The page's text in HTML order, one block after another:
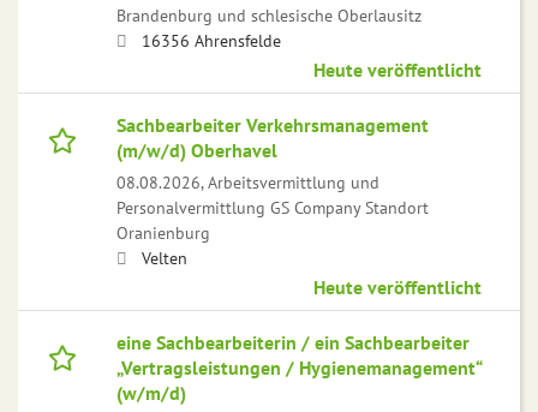
Brandenburg und schlesische Oberlausitz
16356 Ahrensfelde
Heute veröffentlicht
Sachbearbeiter Verkehrsmanagement
(m/w/d) Oberhavel
08.08.2026,Arbeitsvermittlung und
Personalvermittlung GS Company Standort
Oranienburg
Velten
Heute veröffentlicht
eine Sachbearbeiterin / ein Sachbearbeiter
„Vertragsleistungen / Hygienemanagement“
(w/m/d)